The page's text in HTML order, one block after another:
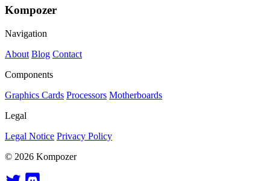
Kompozer
Navigation
About Blog Contact
Components
Graphics Cards Processors Motherboards
Legal
Legal Notice Privacy Policy
© 2026 Kompozer